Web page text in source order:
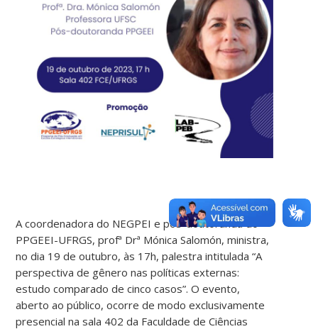
A coordenadora do NEGPEI e pós-doutoranda do
PPGEEI-UFRGS, profª Drª Mónica Salomón, ministra,
no dia 19 de outubro, às 17h, palestra intitulada “A
perspectiva de gênero nas políticas externas:
estudo comparado de cinco casos”. O evento,
aberto ao público, ocorre de modo exclusivamente
presencial na sala 402 da Faculdade de Ciências